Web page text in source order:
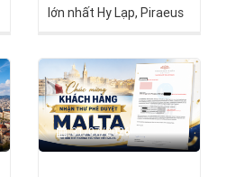
lớn nhất Hy Lạp, Piraeus
những dự án nổi bật
hướng đến nhóm nhà
đầu tư tìm kiếm giá trị
bền vững mà BSOP sẽ
chính thức mở bán trong
31/07/2026